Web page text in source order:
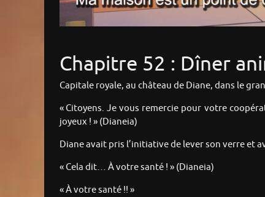
Chapitre 52 : Dîner
Capitale royale, au château de Diane, dans le
« Citoyens. Je vous remercie pour votre
joyeux ! » (Dianeia)
Diane avait pris l’initiative de lever son verre et
« Cela dit… À votre santé ! » (Dianeia)
« À votre santé !! »